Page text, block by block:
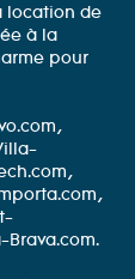
location de
à la
pour
Brava.com.